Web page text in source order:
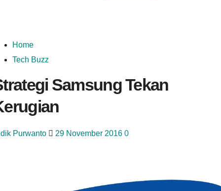
Home
Tech Buzz
Samsung Tekan
Purwanto 29 November 2016 0